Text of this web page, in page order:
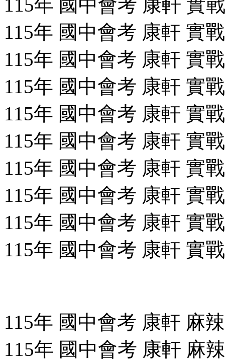
115年 國中會考 康軒 實
115年 國中會考 康軒 實
115年 國中會考 康軒 實
115年 國中會考 康軒 實
115年 國中會考 康軒 實
115年 國中會考 康軒 實
115年 國中會考 康軒 實
115年 國中會考 康軒 實
115年 國中會考 康軒 實
115年 國中會考 康軒 實
115年 國中會考 康軒 麻
115年 國中會考 康軒 麻